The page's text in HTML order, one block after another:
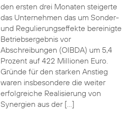
den ersten drei Monaten steigerte
das Unternehmen das um Sonder-
und Regulierungseffekte bereinigte
Betriebsergebnis vor
Abschreibungen (OIBDA) um 5,4
Prozent auf 422 Millionen Euro.
Gründe für den starken Anstieg
waren insbesondere die weiter
erfolgreiche Realisierung von
Synergien aus der […]